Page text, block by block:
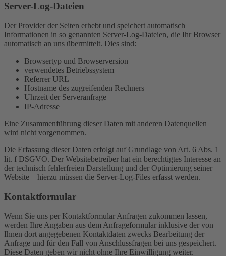
Server-Log-Dateien
Der Provider der Seiten erhebt und speichert automatisch
Informationen in so genannten Server-Log-Dateien, die Ihr Browser
automatisch an uns übermittelt. Dies sind:
Browsertyp und Browserversion
verwendetes Betriebssystem
Referrer URL
Hostname des zugreifenden Rechners
Uhrzeit der Serveranfrage
IP-Adresse
Eine Zusammenführung dieser Daten mit anderen Datenquellen
wird nicht vorgenommen.
Die Erfassung dieser Daten erfolgt auf Grundlage von Art. 6 Abs. 1
lit. f DSGVO. Der Websitebetreiber hat ein berechtigtes Interesse an
der technisch fehlerfreien Darstellung und der Optimierung seiner
Website – hierzu müssen die Server-Log-Files erfasst werden.
Kontaktformular
Wenn Sie uns per Kontaktformular Anfragen zukommen lassen,
werden Ihre Angaben aus dem Anfrageformular inklusive der von
Ihnen dort angegebenen Kontaktdaten zwecks Bearbeitung der
Anfrage und für den Fall von Anschlussfragen bei uns gespeichert.
Diese Daten geben wir nicht ohne Ihre Einwilligung weiter.